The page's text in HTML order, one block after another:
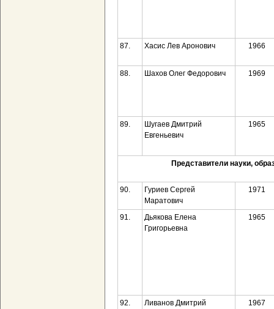
87. Хасис Лев Аронович 1966
88. Шахов Олег Федорович 1969
89.
Шугаев Дмитрий
Евгеньевич
1965
Представители науки,
90.
Гуриев Сергей
Маратович
1971
91.
Дьякова Елена
Григорьевна
1965
92.
Ливанов Дмитрий
1967